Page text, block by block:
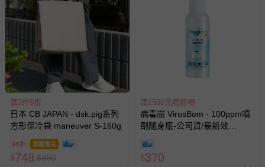
滿2件9折
日本 CB JAPAN - dsk.pig系列
方形保冷袋 maneuver S-160g
85折 即將售完
$748 $880
滿1500元贈好禮
病毒崩 VirusBom - 100ppm噴
劑隨身瓶-公司貨/最新效
$370